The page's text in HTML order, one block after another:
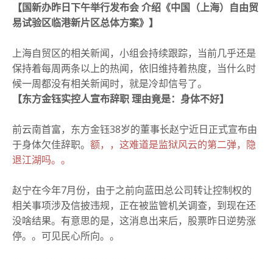
【国新办昨日下午举行发布会 介绍《中国（上海）自由贸
易试验区临港新片区总体方案》】
上海自贸区的相关新闻，小组会持续跟踪，当前几乎还是
保持着每周两条以上的热闻，依旧维持着热度，当什么时
候一周都没有相关新闻时，就是冷却信号了。
【东方金钰实控人宣布辞职 理由竟是： 身体不好】
前云南首富，东方金钰38岁的董事长赵宁近日正式宣布由
于身体欠佳辞职。 额，，这难道是监狱风云的第二弹，隐
退江湖吗。。
赵宁在今年7月份，由于之前向蓝田总公司转让控制权的
相关事项涉及信披违规，正在被监管机关调查，到现在还
没啥结果。 有意思的是，这消息出来后，股票昨日逆势涨
停。 。 可见民心所向。 。